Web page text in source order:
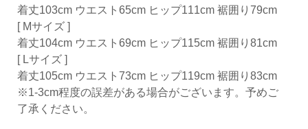
着丈103cm ウエスト65cm ヒップ111cm 裾囲り79cm
[ Mサイズ ]
着丈104cm ウエスト69cm ヒップ115cm 裾囲り81cm
[ Lサイズ ]
着丈105cm ウエスト73cm ヒップ119cm 裾囲り83cm
※1-3cm程度の誤差がある場合がございます。予めご
了承ください。